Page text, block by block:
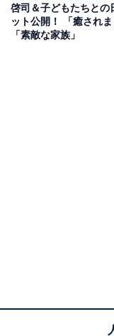
啓司＆子どもたちとの
ット公開！ 「癒されま
「素敵な家族」